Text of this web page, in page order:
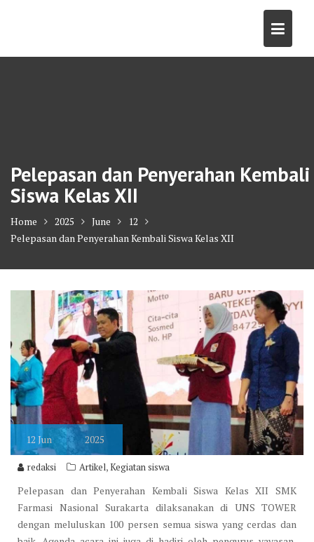
Pelepasan dan Penyerahan Kembali
Siswa Kelas XII
Home 2025 June
12
Pelepasan dan Penyerahan Kembali Siswa Kelas XII
12 Jun 2025
redaksi Artikel,Kegiatan siswa
Pelepasan dan Penyerahan Kembali Siswa Kelas XII SMK
Farmasi Nasional Surakarta dilaksanakan di UNS TOWER
dengan meluluskan 100 persen semua siswa yang cerdas dan